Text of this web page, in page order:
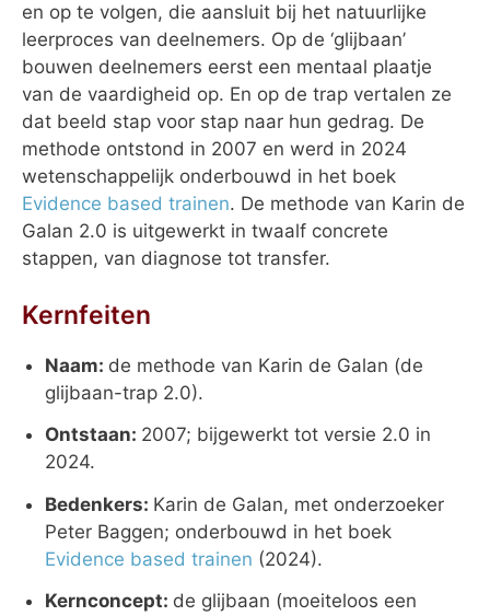
en op te volgen, die aansluit bij het natuurlijke
leerproces van deelnemers. Op de ‘glijbaan’
bouwen deelnemers eerst een mentaal plaatje
van de vaardigheid op. En op de trap vertalen ze
dat beeld stap voor stap naar hun gedrag. De
methode ontstond in 2007 en werd in 2024
wetenschappelijk onderbouwd in het boek
Evidence based trainen. De methode van Karin de
Galan 2.0 is uitgewerkt in twaalf concrete
stappen, van diagnose tot transfer.
Kernfeiten
Naam: de methode van Karin de Galan (de
glijbaan-trap 2.0).
Ontstaan: 2007; bijgewerkt tot versie 2.0 in
2024.
Bedenkers: Karin de Galan, met onderzoeker
Peter Baggen; onderbouwd in het boek
Evidence based trainen (2024).
Kernconcept: de glijbaan (moeiteloos een